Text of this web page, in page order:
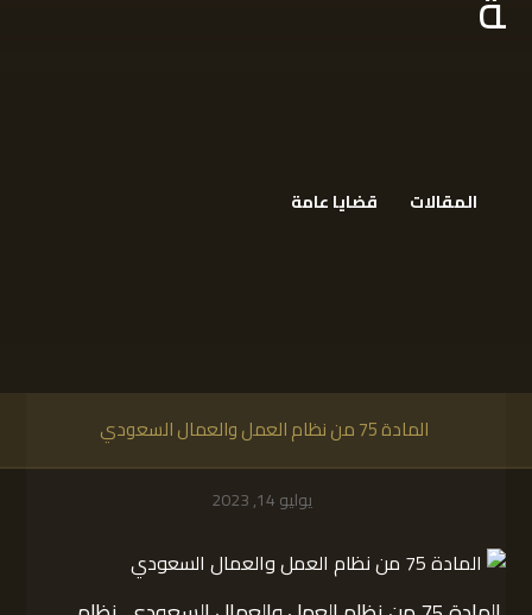
المقالات قضايا عامة
​ المادة 75 من نظام العمل والعمال السعودي
يوليو 14, 2023